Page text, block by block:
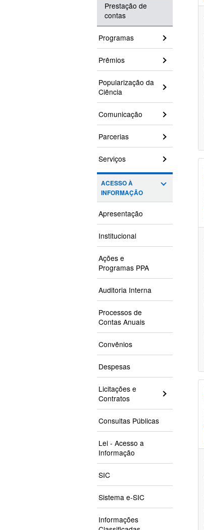
Prestação de
contas
Programas
Prêmios
Popularização da
Ciência
Comunicação
Parcerias
Serviços
ACESSO À
INFORMAÇÃO
Apresentação
Institucional
Ações e
Programas PPA
Auditoria Interna
Processos de
Contas Anuais
Convênios
Despesas
Licitações e
Contratos
Consultas Públicas
Lei - Acesso a
Informação
SIC
Sistema e-SIC
Informações